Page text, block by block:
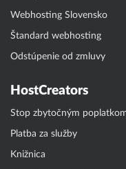
Webhosting Slovensko
Štandard webhosting
Odstúpenie od zmluvy
HostCreators
Stop zbytočným
Platba za služby
Knižnica